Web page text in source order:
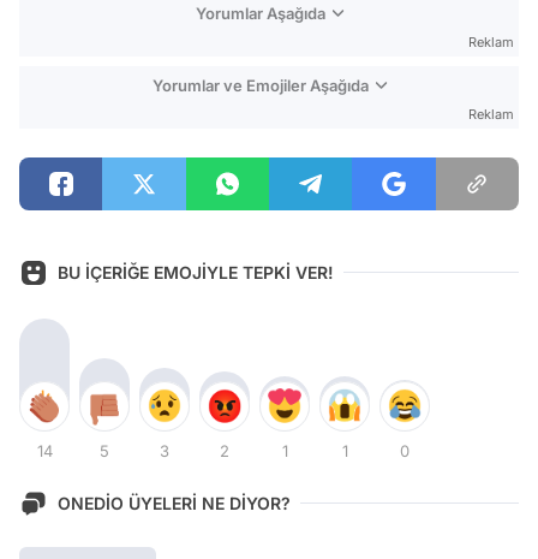
Yorumlar Aşağıda
Reklam
Yorumlar ve Emojiler Aşağıda
Reklam
BU İÇERİĞE EMOJİYLE TEPKİ VER!
14 5 3 2 1 1 0
ONEDİO ÜYELERİ NE DİYOR?